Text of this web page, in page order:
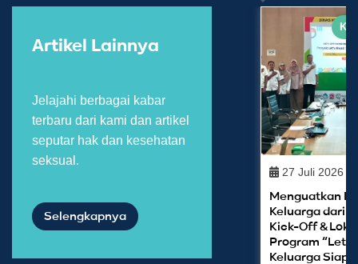
Artikel Lainnya
Jelajahi berbagai kabar
terbaru dari kami dan artikel
seputar hak dan kesehatan
seksual.
Selengkapnya
27 Juli 2026
Menguatkan
Keluarga dari
Kick-Off &
Program
Keluarga Siap